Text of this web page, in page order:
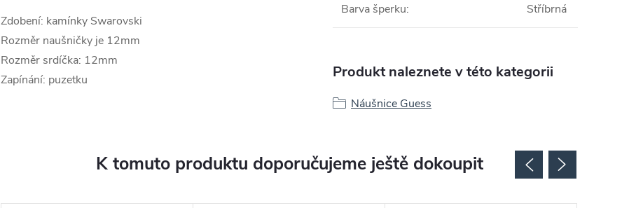
Zdobení: kamínky Swarovski
Rozměr naušničky je 12mm
Rozměr srdíčka: 12mm
Zapínání: puzetku
Barva šperku: Stříbrná
Produkt naleznete v této kategorii
Náušnice Guess
K tomuto produktu doporučujeme ještě dokoupit